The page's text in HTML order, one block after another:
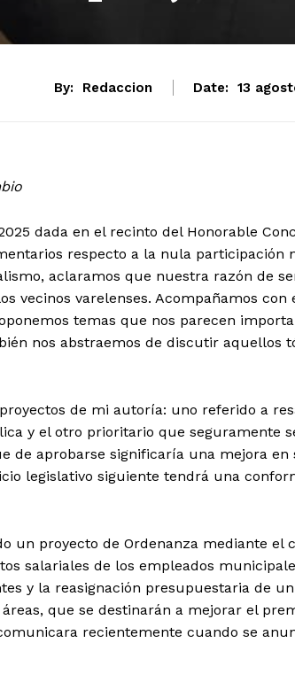
By: Redaccion Date: 13
dada en el recinto del Honorable
respecto a la nula participación
aclaramos que nuestra razón de
vecinos varelenses. Acompañamos con
temas que nos parecen
nos abstraemos de discutir aquellos
de mi autoría: uno referido a
y el otro prioritario que seguramente
de aprobarse significaría una mejora en
legislativo siguiente tendrá una
un proyecto de Ordenanza mediante el
salariales de los empleados
y la reasignación presupuestaria de
que se destinarán a mejorar el
recientemente cuando se